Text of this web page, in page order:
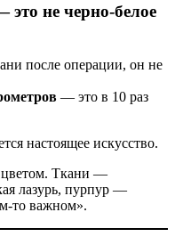
не черно-белое
после операции, он не
— это в 10 раз
настоящее искусство.
цветом. Ткани —
лазурь, пурпур —
то важном».